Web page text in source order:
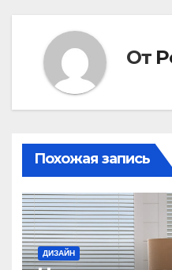
От
Похожая запись
ДИЗАЙН